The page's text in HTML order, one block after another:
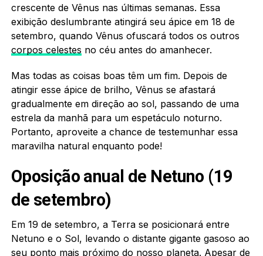
crescente de Vênus nas últimas semanas. Essa
exibição deslumbrante atingirá seu ápice em 18 de
setembro, quando Vênus ofuscará todos os outros
corpos celestes no céu antes do amanhecer.
Mas todas as coisas boas têm um fim. Depois de
atingir esse ápice de brilho, Vênus se afastará
gradualmente em direção ao sol, passando de uma
estrela da manhã para um espetáculo noturno.
Portanto, aproveite a chance de testemunhar essa
maravilha natural enquanto pode!
Oposição anual de Netuno (19
de setembro)
Em 19 de setembro, a Terra se posicionará entre
Netuno e o Sol, levando o distante gigante gasoso ao
seu ponto mais próximo do nosso planeta. Apesar de